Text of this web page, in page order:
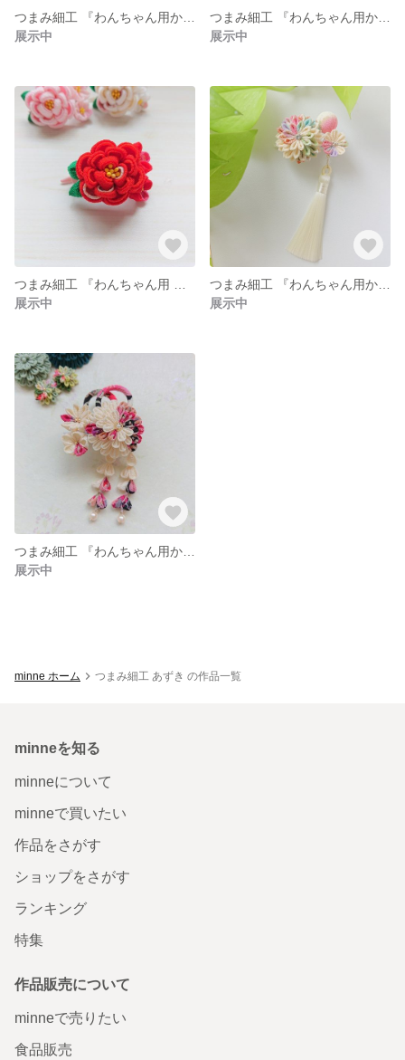
展示中
展示中
展示中
展示中
展示中
minne ホーム つまみ細工 あずき の作品一覧
minneを知る
minneについて
minneで買いたい
作品をさがす
ショップをさがす
ランキング
特集
作品販売について
minneで売りたい
食品販売